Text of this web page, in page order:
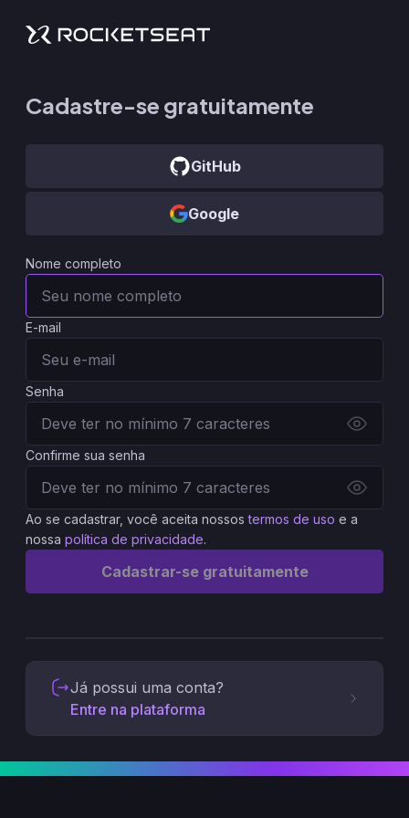
Cadastre-se gratuitamente
GitHub
Google
Nome completo
E-mail
Senha
Confirme sua senha
Ao se cadastrar, você aceita nossos termos de uso e a
nossa política de privacidade.
Cadastrar-se gratuitamente
Já possui uma conta?
Entre na plataforma